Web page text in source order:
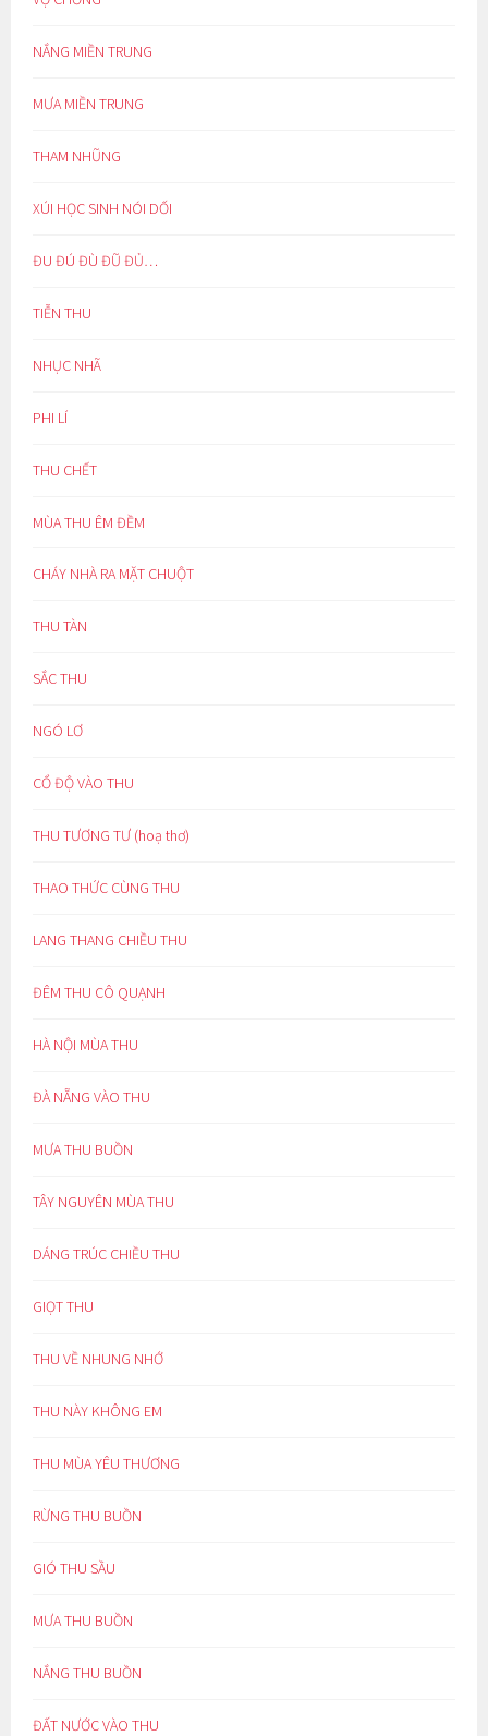
NẮNG MIỀN TRUNG
MƯA MIỀN TRUNG
THAM NHŨNG
XÚI HỌC SINH NÓI DỐI
ĐU ĐÚ ĐÙ ĐŨ ĐỦ…
TIỄN THU
NHỤC NHÃ
PHI LÍ
THU CHẾT
MÙA THU ÊM ĐỀM
CHÁY NHÀ RA MẶT CHUỘT
THU TÀN
SẮC THU
NGÓ LƠ
CỔ ĐỘ VÀO THU
THU TƯƠNG TƯ (hoạ thơ)
THAO THỨC CÙNG THU
LANG THANG CHIỀU THU
ĐÊM THU CÔ QUẠNH
HÀ NỘI MÙA THU
ĐÀ NẴNG VÀO THU
MƯA THU BUỒN
TÂY NGUYÊN MÙA THU
DÁNG TRÚC CHIỀU THU
GIỌT THU
THU VỀ NHUNG NHỚ
THU NÀY KHÔNG EM
THU MÙA YÊU THƯƠNG
RỪNG THU BUỒN
GIÓ THU SẦU
MƯA THU BUỒN
NẮNG THU BUỒN
ĐẤT NƯỚC VÀO THU